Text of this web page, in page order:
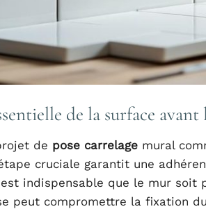
de la surface
de pose carrelage mural
cruciale garantit une
indispensable que le mur soit
peut compromettre la fixation